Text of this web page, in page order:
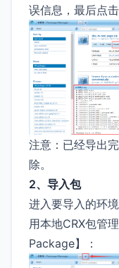
误信息，最后点
注意：已经导出
除。
2、导入包
进入要导入的环
用本地CRX包管
Package】：